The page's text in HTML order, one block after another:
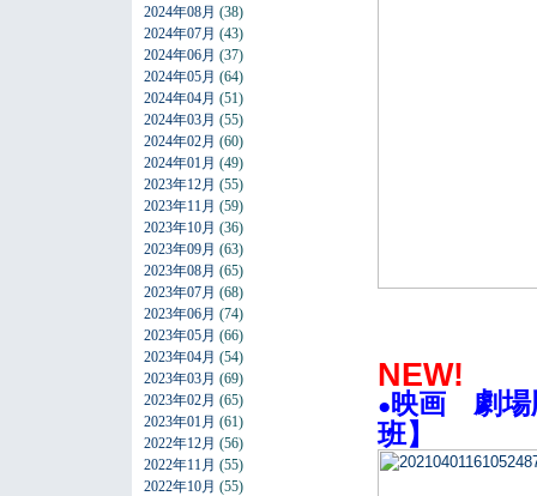
2024年08月 (38)
2024年07月 (43)
2024年06月 (37)
2024年05月 (64)
2024年04月 (51)
2024年03月 (55)
2024年02月 (60)
2024年01月 (49)
2023年12月 (55)
2023年11月 (59)
2023年10月 (36)
2023年09月 (63)
2023年08月 (65)
2023年07月 (68)
2023年06月 (74)
2023年05月 (66)
2023年04月 (54)
2023年03月 (69)
2023年02月 (65)
2023年01月 (61)
2022年12月 (56)
2022年11月 (55)
2022年10月 (55)
NEW!
●映画 劇
班】